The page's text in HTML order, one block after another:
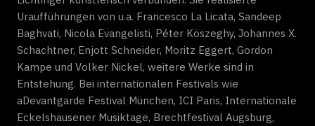
Uraufführungen von u.a. Francesco La Licata, Sandeep
Baghvati, Nicola Evangelisti, Péter Köszeghy, Johannes X.
Schachtner, Enjott Schneider, Moritz Eggert, Gordon
Kampe und Volker Nickel, weitere Werke sind in
Entstehung. Bei internationalen Festivals wie
aDevantgarde Festival München, ICI Paris, Internationale
Eckelshausener Musiktage, Brechtfestival Augsburg,